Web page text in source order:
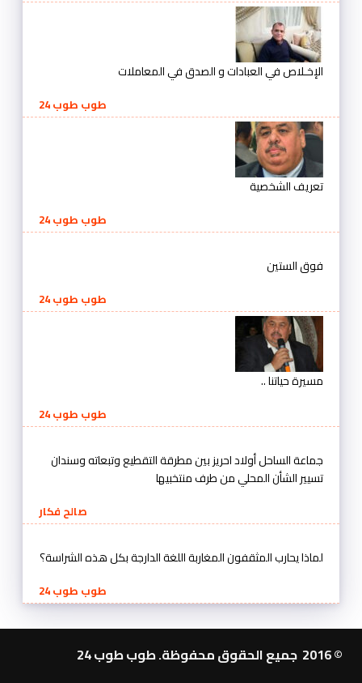
الإخـلاص في العبادات و الصدق في المعاملات
طوب طوب 24
تعريف الشخصية
طوب طوب 24
فوق الستين
طوب طوب 24
مسيرة حياتنا ..
طوب طوب 24
جماعة الساحل أولاد احريز بين مطرقة التقطيع وتبعاته وسندان
تسيير الشأن المحلي من طرف منتخبيها
صالح فكار
لماذا يحارب المثقفون المغاربة اللغة الدارجة بكل هذه الشراسة؟
طوب طوب 24
© 2016 جميع الحقوق محفوظة. طوب طوب 24